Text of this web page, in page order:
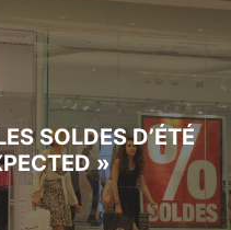
SOLDES D’ÉTÉ
»